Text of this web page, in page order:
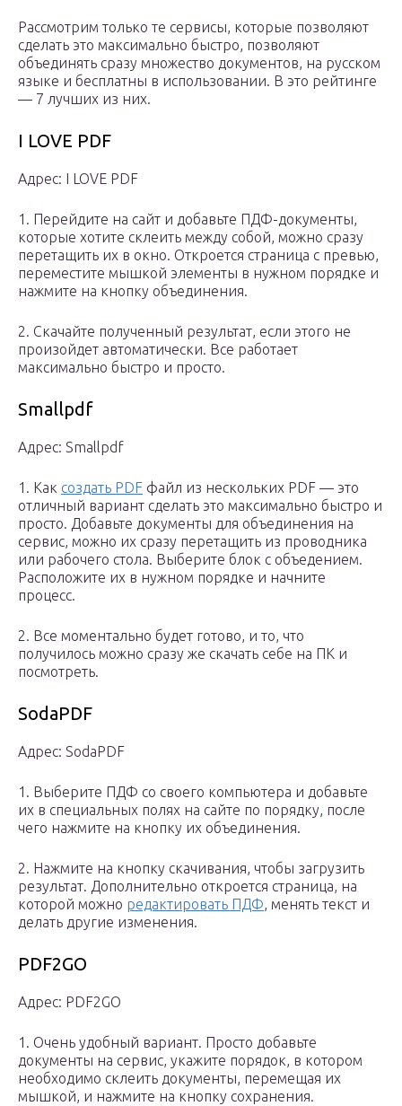
Рассмотрим только те сервисы, которые позволяют
сделать это максимально быстро, позволяют
объединять сразу множество документов, на русском
языке и бесплатны в использовании. В это рейтинге
— 7 лучших из них.
I LOVE PDF
Адрес: I LOVE PDF
1. Перейдите на сайт и добавьте ПДФ-документы,
которые хотите склеить между собой, можно сразу
перетащить их в окно. Откроется страница с превью,
переместите мышкой элементы в нужном порядке и
нажмите на кнопку объединения.
2. Скачайте полученный результат, если этого не
произойдет автоматически. Все работает
максимально быстро и просто.
Smallpdf
Адрес: Smallpdf
1. Как создать PDF файл из нескольких PDF — это
отличный вариант сделать это максимально быстро и
просто. Добавьте документы для объединения на
сервис, можно их сразу перетащить из проводника
или рабочего стола. Выберите блок с объедением.
Расположите их в нужном порядке и начните
процесс.
2. Все моментально будет готово, и то, что
получилось можно сразу же скачать себе на ПК и
посмотреть.
SodaPDF
Адрес: SodaPDF
1. Выберите ПДФ со своего компьютера и добавьте
их в специальных полях на сайте по порядку, после
чего нажмите на кнопку их объединения.
2. Нажмите на кнопку скачивания, чтобы загрузить
результат. Дополнительно откроется страница, на
которой можно редактировать ПДФ, менять текст и
делать другие изменения.
PDF2GO
Адрес: PDF2GO
1. Очень удобный вариант. Просто добавьте
документы на сервис, укажите порядок, в котором
необходимо склеить документы, перемещая их
мышкой, и нажмите на кнопку сохранения.